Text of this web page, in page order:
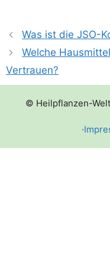
Was ist die JSO-
Welche
Vertrauen?
© Heilpflanzen-
·